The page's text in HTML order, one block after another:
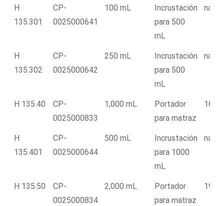
H
135.301
CP-
0025000641
100 mL
Incrustación
para 500
mL
na
H
135.302
CP-
0025000642
250 mL
Incrustación
para 500
mL
na
H 135.40
CP-
0025000833
1,000 mL
Portador
para matraz
H
135.401
CP-
0025000644
500 mL
Incrustación
para 1000
mL
na
H 135.50
CP-
0025000834
2,000 mL
Portador
para matraz